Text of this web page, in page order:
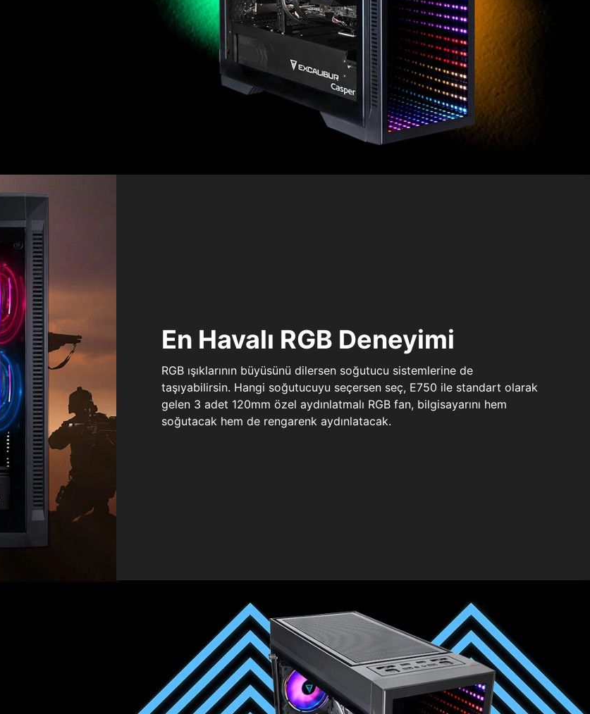
En Havalı RGB Deneyimi
RGB ışıklarının büyüsünü dilersen soğutucu sistemlerine de
taşıyabilirsin. Hangi soğutucuyu seçersen seç, E750 ile standart olarak
gelen 3 adet 120mm özel aydınlatmalı RGB fan, bilgisayarını hem
soğutacak hem de rengarenk aydınlatacak.